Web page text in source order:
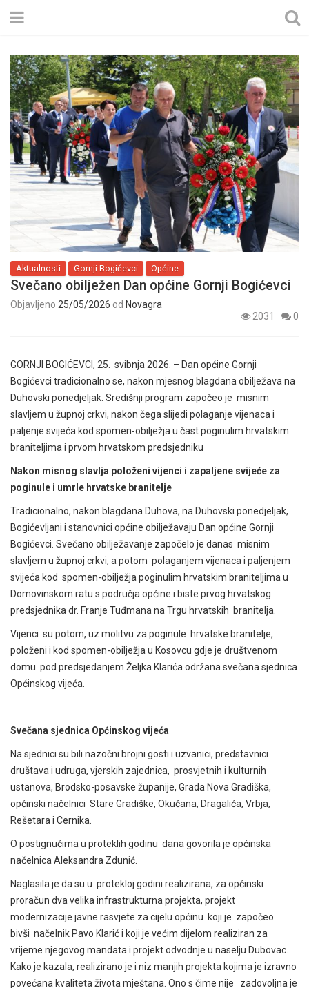
Aktualnosti Gornji Bogićevci Općine
Svečano obilježen Dan općine Gornji Bogićevci
Objavljeno 25/05/2026 od Novagra
2031
0
GORNJI BOGIĆEVCI, 25. svibnja 2026. – Dan općine Gornji
Bogićevci tradicionalno se, nakon mjesnog blagdana obilježava na
Duhovski ponedjeljak. Središnji program započeo je misnim
slavljem u župnoj crkvi, nakon čega slijedi polaganje vijenaca i
paljenje svijeća kod spomen-obilježja u čast poginulim hrvatskim
braniteljima i prvom hrvatskom predsjedniku
Nakon misnog slavlja položeni vijenci i zapaljene svijeće za
poginule i umrle hrvatske branitelje
Tradicionalno, nakon blagdana Duhova, na Duhovski ponedjeljak,
Bogićevljani i stanovnici općine obilježavaju Dan općine Gornji
Bogićevci. Svečano obilježavanje započelo je danas misnim
slavljem u župnoj crkvi, a potom polaganjem vijenaca i paljenjem
svijeća kod spomen-obilježja poginulim hrvatskim braniteljima u
Domovinskom ratu s područja općine i biste prvog hrvatskog
predsjednika dr. Franje Tuđmana na Trgu hrvatskih branitelja.
Vijenci su potom, uz molitvu za poginule hrvatske branitelje,
položeni i kod spomen-obilježja u Kosovcu gdje je društvenom
domu pod predsjedanjem Željka Klarića održana svečana sjednica
Općinskog vijeća.
Svečana sjednica Općinskog vijeća
Na sjednici su bili nazočni brojni gosti i uzvanici, predstavnici
društava i udruga, vjerskih zajednica, prosvjetnih i kulturnih
ustanova, Brodsko-posavske županije, Grada Nova Gradiška,
općinski načelnici Stare Gradiške, Okučana, Dragalića, Vrbja,
Rešetara i Cernika.
O postignućima u proteklih godinu dana govorila je općinska
načelnica Aleksandra Zdunić.
Naglasila je da su u protekloj godini realizirana, za općinski
proračun dva velika infrastrukturna projekta, projekt
modernizacije javne rasvjete za cijelu općinu koji je započeo
bivši načelnik Pavo Klarić i koji je većim dijelom realiziran za
vrijeme njegovog mandata i projekt odvodnje u naselju Dubovac.
Kako je kazala, realizirano je i niz manjih projekta kojima je izravno
povećana kvaliteta života mještana. Ono s čime nije zadovoljna je